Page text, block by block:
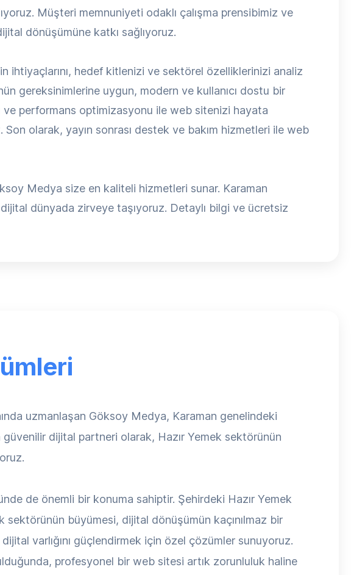
Müşteri memnuniyeti odaklı çalışma prensibimiz ve
dönüşümüne katkı sağlıyoruz.
ihtiyaçlarını, hedef kitlenizi ve sektörel özelliklerinizi analiz
gereksinimlerine uygun, modern ve kullanıcı dostu bir
ve performans optimizasyonu ile web sitenizi hayata
olarak, yayın sonrası destek ve bakım hizmetleri ile web
Medya size en kaliteli hizmetleri sunar. Karaman
dünyada zirveye taşıyoruz. Detaylı bilgi ve ücretsiz
uzmanlaşan Göksoy Medya, Karaman genelindeki
dijital partneri olarak, Hazır Yemek sektörünün
de önemli bir konuma sahiptir. Şehirdeki Hazır Yemek
büyümesi, dijital dönüşümün kaçınılmaz bir
varlığını güçlendirmek için özel çözümler sunuyoruz.
profesyonel bir web sitesi artık zorunluluk haline